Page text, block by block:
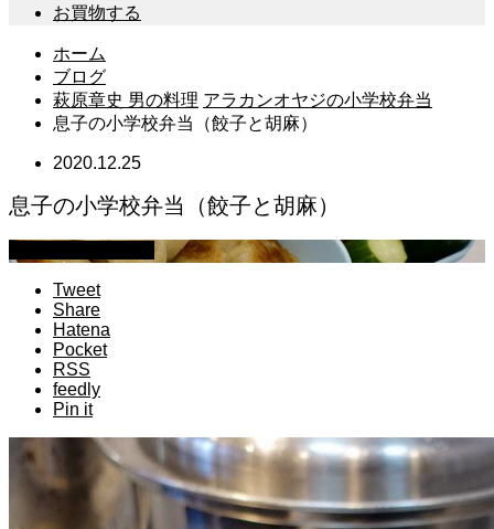
お買物する
ホーム
ブログ
萩原章史 男の料理 アラカンオヤジの小学校弁当
息子の小学校弁当（餃子と胡麻）
2020.12.25
息子の小学校弁当（餃子と胡麻）
Tweet
Share
Hatena
Pocket
RSS
feedly
Pin it